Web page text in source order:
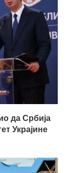
да Србија
Украјине